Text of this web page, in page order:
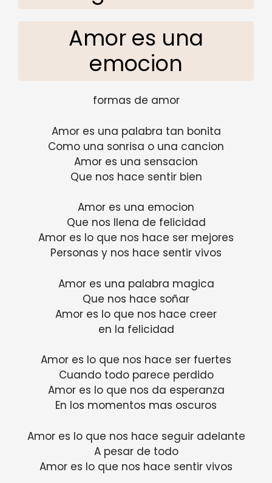
Amor es una
emocion
formas de amor
Amor es una palabra tan bonita
Como una sonrisa o una cancion
Amor es una sensacion
Que nos hace sentir bien
Amor es una emocion
Que nos llena de felicidad
Amor es lo que nos hace ser mejores
Personas y nos hace sentir vivos
Amor es una palabra magica
Que nos hace soñar
Amor es lo que nos hace creer
en la felicidad
Amor es lo que nos hace ser fuertes
Cuando todo parece perdido
Amor es lo que nos da esperanza
En los momentos mas oscuros
Amor es lo que nos hace seguir adelante
A pesar de todo
Amor es lo que nos hace sentir vivos